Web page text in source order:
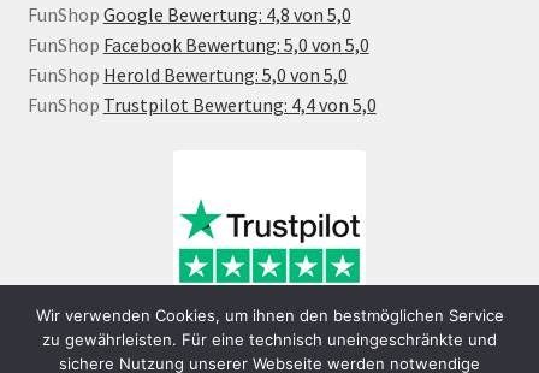
FunShop Google Bewertung: 4,8 von 5,0
FunShop Facebook Bewertung: 5,0 von 5,0
FunShop Herold Bewertung: 5,0 von 5,0
FunShop Trustpilot Bewertung: 4,4 von 5,0
Wir verwenden Cookies, um ihnen den bestmöglichen Service
zu gewährleisten. Für eine technisch uneingeschränkte und
sichere Nutzung unserer Webseite werden notwendige